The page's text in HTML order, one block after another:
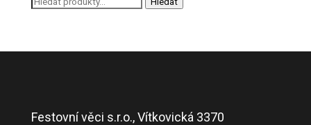
Festovní věci s.r.o., Vítkovická 3370